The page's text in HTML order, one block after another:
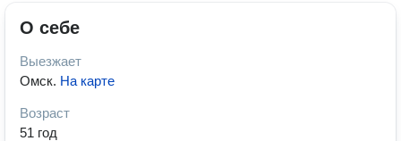
О себе
Выезжает
Омск. На карте
Возраст
51 год